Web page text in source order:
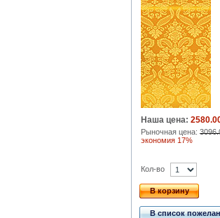
Наша цена:
Рыночная цена:
экономия 17%
Кол-во
В корзину
В список